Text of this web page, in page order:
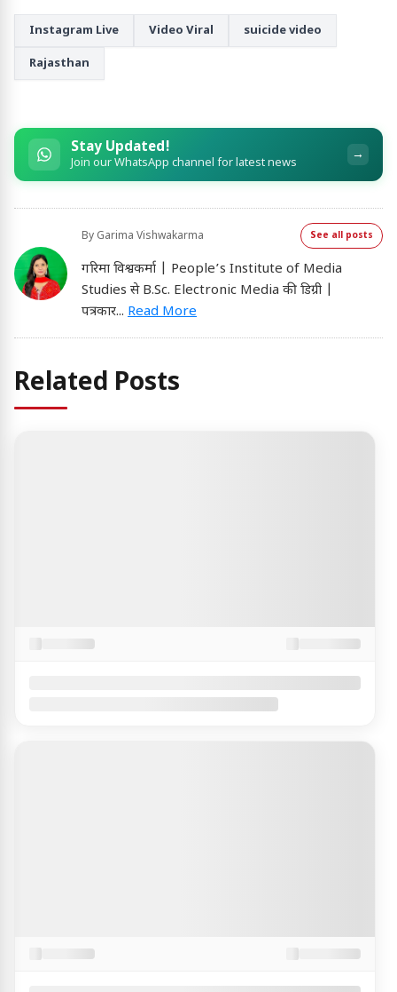
Instagram Live Video Viral suicide video
Rajasthan
Stay Updated!
Join our WhatsApp channel for latest news →
By Garima Vishwakarma See all posts
गरिमा विश्वकर्मा | People’s Institute of Media
Studies से B.Sc. Electronic Media की डिग्री |
पत्रकार... Read More
Related Posts